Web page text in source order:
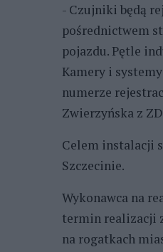
- Czujniki będą
pośrednictwem
pojazdu. Pętle
Kamery i
numerze
Zwierzyńska z
Celem instalacji
Szczecinie.
Wykonawca na
termin realizacji
na rogatkach